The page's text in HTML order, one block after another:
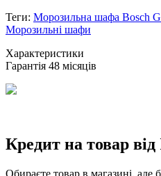
Теги: Морозильна шафа Bosch
Морозильні шафи
Xарактеристики
Гарантія 48 місяців
Кредит на товар
Обираєте товар в магазині, але